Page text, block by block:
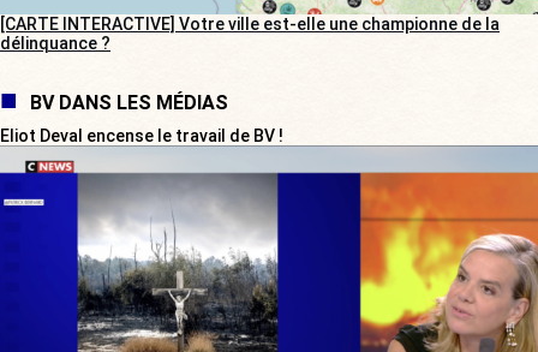
[CARTE INTERACTIVE] Votre ville est-elle une championne de la
délinquance ?
BV DANS LES MÉDIAS
Eliot Deval encense le travail de BV !